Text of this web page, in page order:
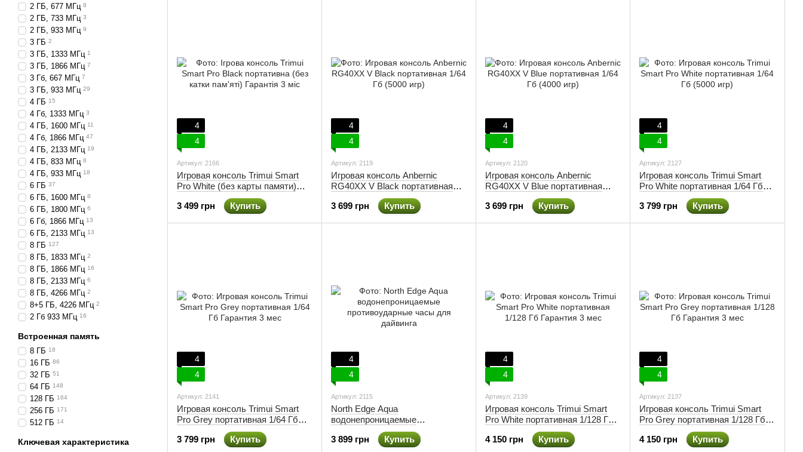
4
4
Артикул: 2166
Игровая консоль Trimui Smart
Pro White (без карты памяти)
Гарантия 3 мес
3 499 грн
Купить
4
4
Артикул: 2119
Игровая консоль Anbernic
RG40XX V Black портативная
1/64 Гб (5000 игр)
3 699 грн
Купить
4
4
Артикул: 2120
Игровая консоль Anbernic
RG40XX V Blue портативная
1/64 Гб (4000 игр)
3 699 грн
Купить
4
4
Артикул: 2127
Игровая консоль Trimui Smart
Pro White портативная 1/64 Гб
3 799 грн
Купить
4
4
Артикул: 2141
Игровая консоль Trimui Smart
Pro Grey портативная 1/64 Гб
Гарантия 3 мес
3 799 грн
Купить
4
4
Артикул: 2115
North Edge Aqua
водонепроницаемые
противоударные часы для
дайвинга
3 899 грн Купить
4
4
Артикул: 2139
Игровая консоль Trimui Smart
Pro White портативная 1/128 Гб
Гарантия 3 мес
4 150 грн
Купить
4
4
Артикул: 2137
Игровая консоль Trimui Smart
Pro Grey портативная 1/128 Гб
Гарантия 3 мес
4 150 грн
Купить
2 ГБ, 677 МГц 8
2 ГБ, 733 МГц 3
2 ГБ, 933 МГц 9
3 ГБ 2
3 ГБ, 1333 МГц 1
3 ГБ, 1866 МГц 7
3 Гб, 667 МГц 7
3 ГБ, 933 МГц 29
4 ГБ 15
4 Гб, 1333 МГц 3
4 ГБ, 1600 МГц 11
4 Гб, 1866 МГц 47
4 ГБ, 2133 МГц 19
4 ГБ, 833 МГц 8
4 ГБ, 933 МГц 18
6 ГБ 37
6 ГБ, 1600 МГц 8
6 ГБ, 1800 МГц 6
6 Гб, 1866 МГц 13
6 ГБ, 2133 МГц 13
8 ГБ 127
8 ГБ, 1833 МГц 2
8 ГБ, 1866 МГц 16
8 ГБ, 2133 МГц 6
8 ГБ, 4266 МГц 2
8+5 ГБ, 4226 МГц 2
2 Гб 933 МГц 16
Встроенная память
8 ГБ 18
16 ГБ 86
32 ГБ 51
64 ГБ 148
128 ГБ 164
256 ГБ 171
512 ГБ 14
Ключевая характеристика